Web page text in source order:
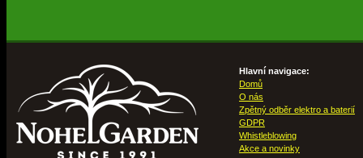
Hlavní navigace:
Domů
O nás
Zpětný odběr elektro a baterií
GDPR
Whistleblowing
Akce a novinky